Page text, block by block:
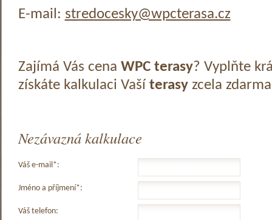
E-mail: stredocesky@wpcterasa.cz
Zajímá Vás cena WPC terasy? Vyplňte
získáte kalkulaci Vaší terasyzcela
Nezávazná kalkulace
Váš e-mail*:
Jméno a příjmení*:
Váš telefon: